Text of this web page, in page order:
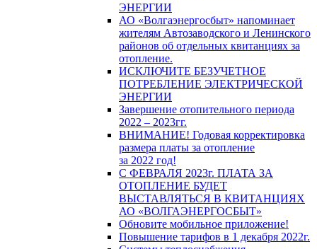
ЭНЕРГИИ
АО «Волгаэнергосбыт» напоминает
жителям Автозаводского и Ленинского
районов об отдельных квитанциях за
отопление.
ИСКЛЮЧИТЕ БЕЗУЧЕТНОЕ
ПОТРЕБЛЕНИЕ ЭЛЕКТРИЧЕСКОЙ
ЭНЕРГИИ
Завершение отопительного периода
2022 – 2023гг.
ВНИМАНИЕ! Годовая корректировка
размера платы за отопление
за 2022 год!
С ФЕВРАЛЯ 2023г. ПЛАТА ЗА
ОТОПЛЕНИЕ БУДЕТ
ВЫСТАВЛЯТЬСЯ В КВИТАНЦИЯХ
АО «ВОЛГАЭНЕРГОСБЫТ»
Обновите мобильное приложение!
Повышение тарифов в 1 декабря 2022г.